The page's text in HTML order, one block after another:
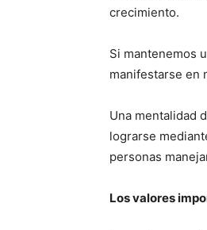
crecimiento.
Si mantenemos
manifestarse en
Una mentalidad
lograrse
personas
Los valores